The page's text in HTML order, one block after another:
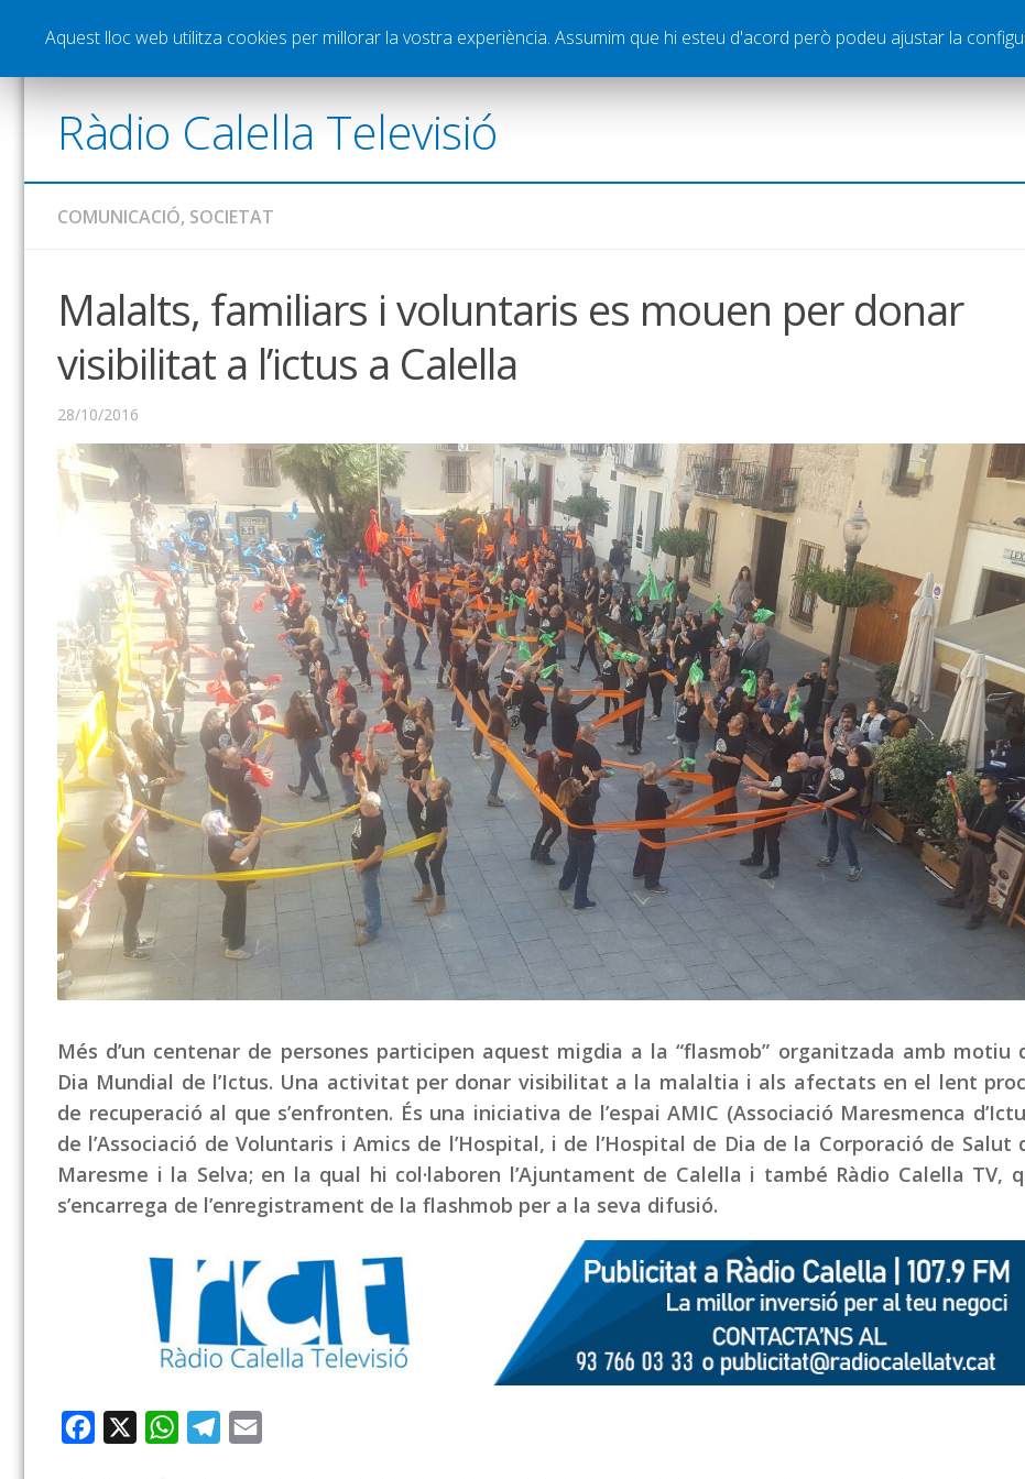
Notícies Esports Pòdcasts Vídeos Graella Publicitat Contacte
Ràdio Calella Televisió
COMUNICACIÓ, SOCIETAT
Malalts, familiars i voluntaris es mouen per donar
visibilitat a l’ictus a Calella
28/10/2016
Més d’un centenar de persones participen aquest migdia a la “flasmob” organitzada amb motiu
Dia Mundial de l’Ictus. Una activitat per donar visibilitat a la malaltia i als afectats en el lent
de recuperació al que s’enfronten. És una iniciativa de l’espai AMIC (Associació Maresmenca
de l’Associació de Voluntaris i Amics de l’Hospital, i de l’Hospital de Dia de la Corporació de Salut
Maresme i la Selva; en la qual hi col·laboren l’Ajuntament de Calella i també Ràdio Calella TV,
s’encarrega de l’enregistrament de la flashmob per a la seva difusió.
Facebook WhatsAppTelegram
Aquest lloc web utilitza cookies per millorar la vostra experiència. Assumim que hi esteu d'acord però podeu ajustar la